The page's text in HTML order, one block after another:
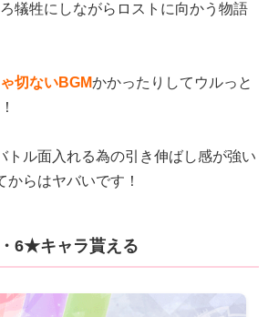
犠牲にしながらロストに向かう物語
切ないBGMかかったりしてウルっと
トル面入れる為の引き伸ばし感が強い
らはヤバいです！
6★キャラ貰える